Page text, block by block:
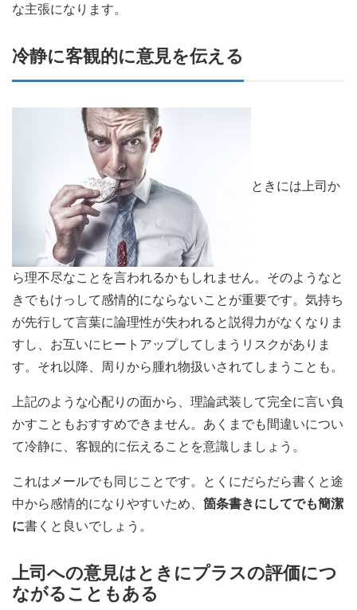
な主張になります。
冷静に客観的に意見を伝える
ときには上司か
ら理不尽なことを言われるかもしれません。そのようなと
きでもけっして感情的にならないことが重要です。気持ち
が先行して言葉に論理性が失われると説得力がなくなりま
すし、お互いにヒートアップしてしまうリスクがありま
す。それ以降、周りから腫れ物扱いされてしまうことも。
上記のような心配りの面から、理論武装して完全に言い負
かすこともおすすめできません。あくまでも間違いについ
て冷静に、客観的に伝えることを意識しましょう。
これはメールでも同じことです。とくにだらだら書くと途
中から感情的になりやすいため、 箇条書きにしてでも簡潔
に書くと良いでしょう。
上司への意見はときにプラスの評価につ
ながることもある